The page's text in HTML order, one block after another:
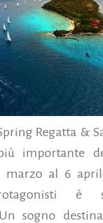
Regatta &
importante
marzo al 6
è
sogno